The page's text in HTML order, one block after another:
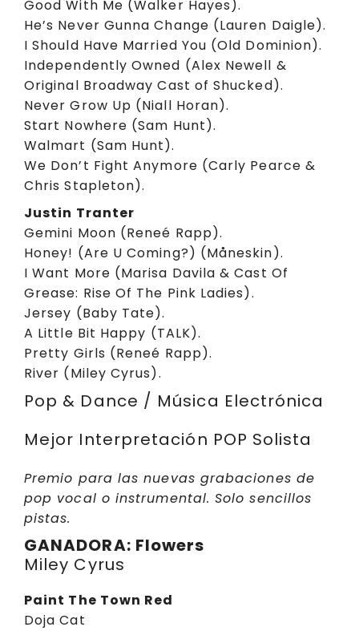
Good With Me (Walker Hayes).
He’s Never Gunna Change (Lauren Daigle).
I Should Have Married You (Old Dominion).
Independently Owned (Alex Newell &
Original Broadway Cast of Shucked).
Never Grow Up (Niall Horan).
Start Nowhere (Sam Hunt).
Walmart (Sam Hunt).
We Don’t Fight Anymore (Carly Pearce &
Chris Stapleton).
Justin Tranter
Gemini Moon (Reneé Rapp).
Honey! (Are U Coming?) (Måneskin).
I Want More (Marisa Davila & Cast Of
Grease: Rise Of The Pink Ladies).
Jersey (Baby Tate).
A Little Bit Happy (TALK).
Pretty Girls (Reneé Rapp).
River (Miley Cyrus).
Pop & Dance / Música Electrónica
Mejor Interpretación POP Solista
Premio para las nuevas grabaciones de
pop vocal o instrumental. Solo sencillos
pistas.
GANADORA: Flowers
Miley Cyrus
Paint The Town Red
Doja Cat